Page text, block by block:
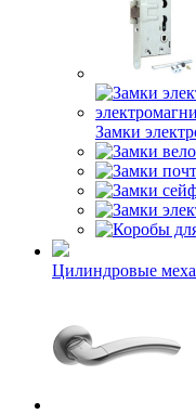
Замки
Цилиндровые